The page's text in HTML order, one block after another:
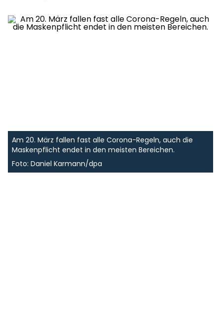
Am 20. März fallen fast alle Corona-Regeln, auch die
Maskenpflicht endet in den meisten Bereichen.
Foto: Daniel Karmann/dpa